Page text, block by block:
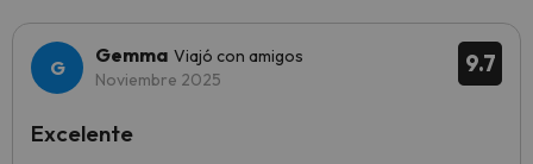
9.7
Gemma Viajó con amigos
Noviembre 2025
Excelente